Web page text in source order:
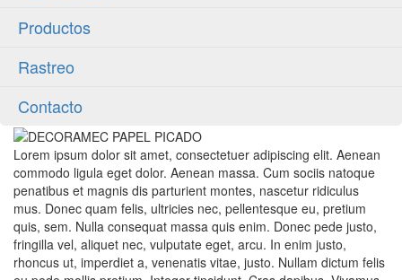
Productos
Rastreo
Contacto
Lorem ipsum dolor sit amet, consectetuer adipiscing elit. Aenean
commodo ligula eget dolor. Aenean massa. Cum sociis natoque
penatibus et magnis dis parturient montes, nascetur ridiculus
mus. Donec quam felis, ultricies nec, pellentesque eu, pretium
quis, sem. Nulla consequat massa quis enim. Donec pede justo,
fringilla vel, aliquet nec, vulputate eget, arcu. In enim justo,
rhoncus ut, imperdiet a, venenatis vitae, justo. Nullam dictum felis